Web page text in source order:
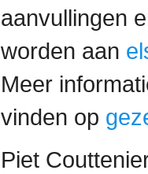
aanvullingen
worden aan
Meer
vinden op
Piet